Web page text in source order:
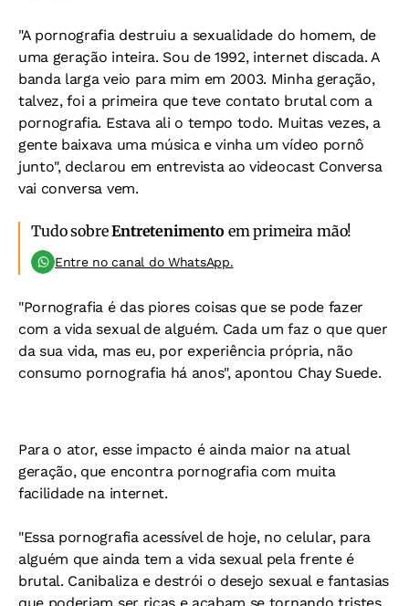
"A pornografia destruiu a sexualidade do homem, de
uma geração inteira. Sou de 1992, internet discada. A
banda larga veio para mim em 2003. Minha geração,
talvez, foi a primeira que teve contato brutal com a
pornografia. Estava ali o tempo todo. Muitas vezes, a
gente baixava uma música e vinha um vídeo pornô
junto", declarou em entrevista ao videocast Conversa
vai conversa vem.
Tudo sobreEntretenimento em primeira mão!
Entre no canal do WhatsApp.
"Pornografia é das piores coisas que se pode fazer
com a vida sexual de alguém. Cada um faz o que quer
da sua vida, mas eu, por experiência própria, não
consumo pornografia há anos", apontou Chay Suede.
Para o ator, esse impacto é ainda maior na atual
geração, que encontra pornografia com muita
facilidade na internet.
"Essa pornografia acessível de hoje, no celular, para
alguém que ainda tem a vida sexual pela frente é
brutal. Canibaliza e destrói o desejo sexual e fantasias
que poderiam ser ricas e acabam se tornando tristes